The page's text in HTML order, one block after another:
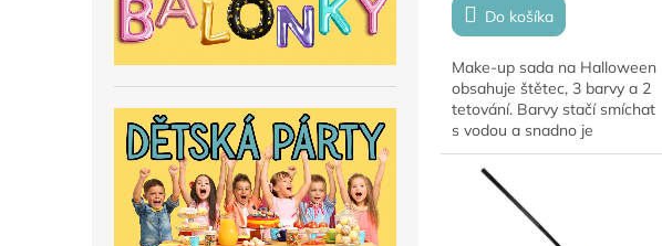
Do košíka
Make-up sada na Halloween
obsahuje štětec, 3 barvy a 2
tetování. Barvy stačí smíchat
s vodou a snadno je
odstraníte.